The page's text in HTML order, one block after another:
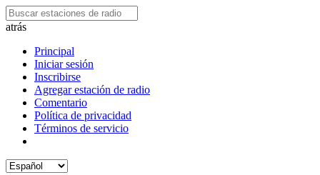
atrás
Principal
Iniciar sesión
Inscribirse
Agregar estación de radio
Comentario
Política de privacidad
Términos de servicio